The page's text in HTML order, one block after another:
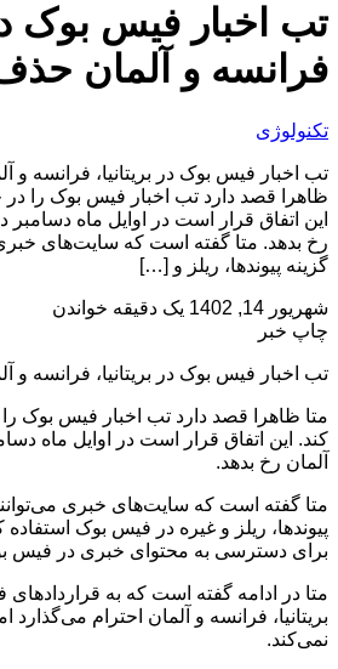
تب اخبار فیس بوک در
فرانسه و آلمان
تکنولوژی
تب اخبار فیس بوک در بریتانیا، فرانسه
ظاهرا قصد دارد تب اخبار فیس بوک را
این اتفاق قرار است در اوایل ماه دسامبر
رخ بدهد. متا گفته است که سایت‌های خبری
گزینه پیوندها، ریلز و […]
شهریور 14, 1402
یک دقیقه خواندن
چاپ خبر
تب اخبار فیس بوک در بریتانیا، فرانسه
متا ظاهرا قصد دارد تب اخبار فیس بوک
کند. این اتفاق قرار است در اوایل ماه
آلمان رخ بدهد.
متا گفته است که سایت‌های خبری
پیوندها، ریلز و غیره در فیس بوک
برای دسترسی به محتوای خبری در فیس
متا در ادامه گفته است که به قراردادهای
بریتانیا، فرانسه و آلمان احترام می‌گذارد
نمی‌کند.